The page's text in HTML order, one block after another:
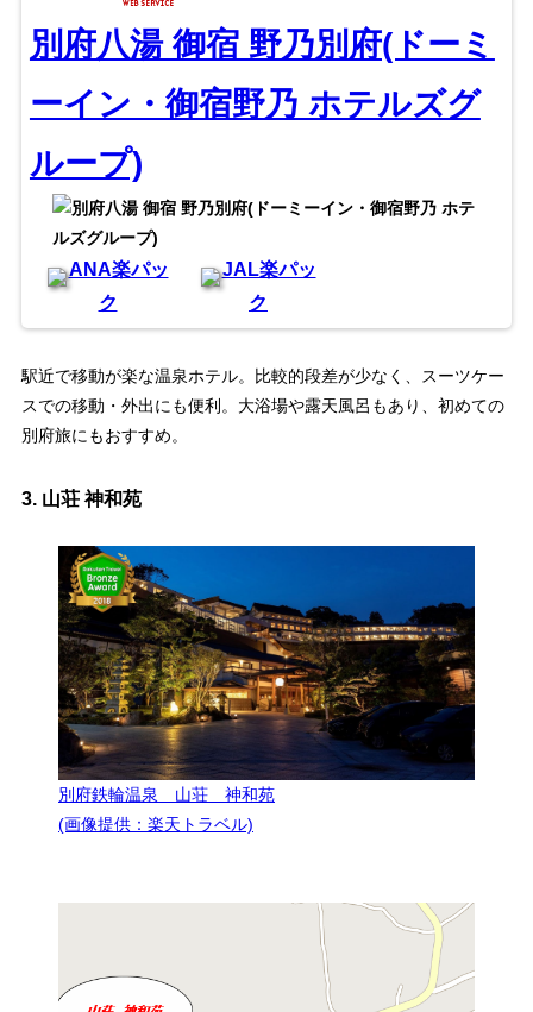
別府八湯 御宿 野乃別府(ドーミ
ーイン・御宿野乃 ホテルズグ
ループ)
ANA楽パッ
ク
JAL楽パッ
ク
駅近で移動が楽な温泉ホテル。比較的段差が少なく、スーツケー
スでの移動・外出にも便利。大浴場や露天風呂もあり、初めての
別府旅にもおすすめ。
3. 山荘 神和苑
別府鉄輪温泉 山荘 神和苑
(画像提供：楽天トラベル)